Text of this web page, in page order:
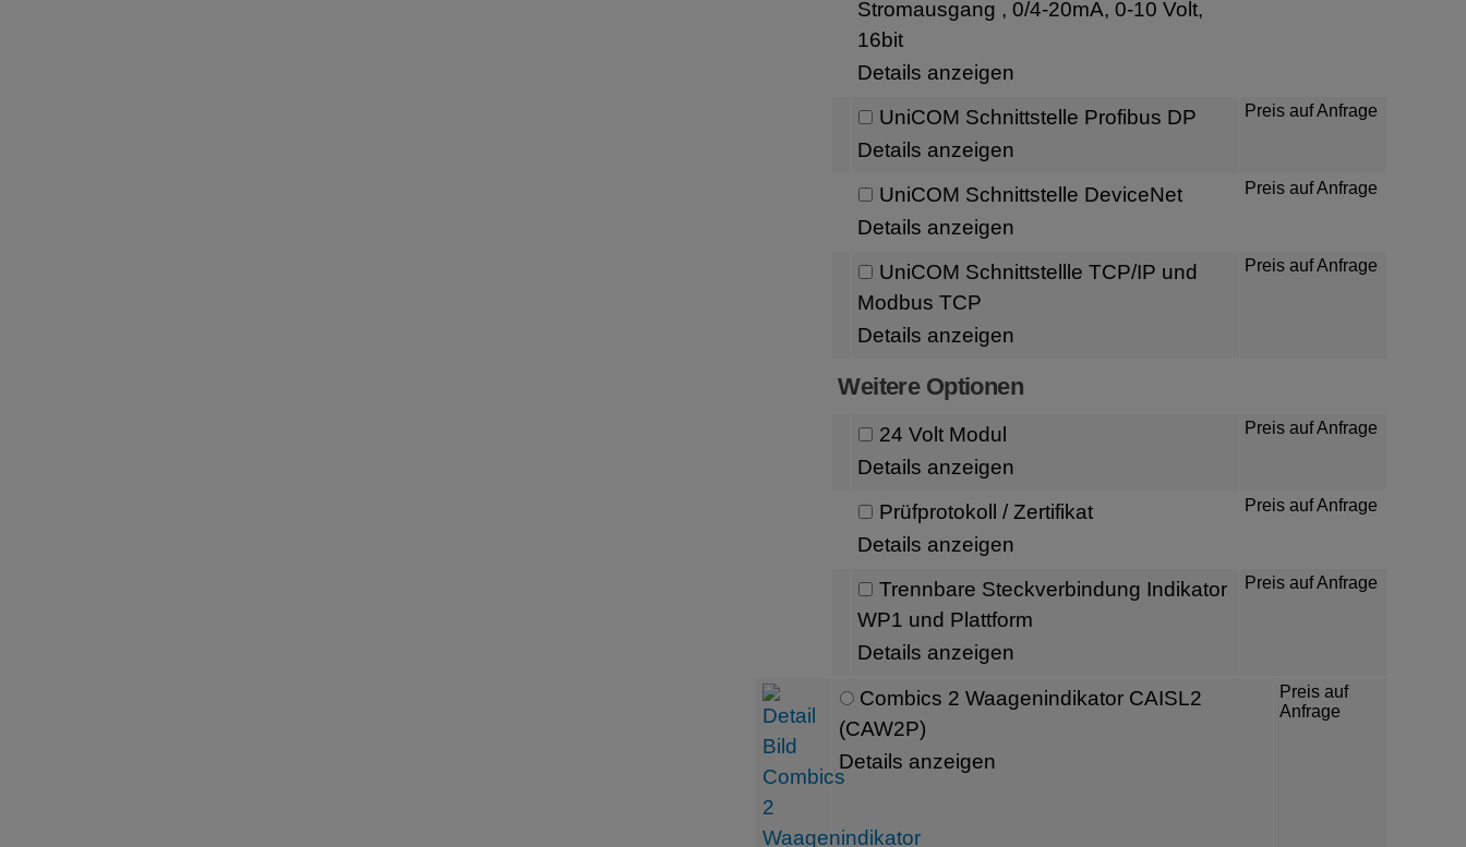
Stromausgang , 0/4-20mA, 0-10 Volt,
16bit
Details anzeigen
UniCOM Schnittstelle Profibus DP
Details anzeigen
Preis auf Anfrage
UniCOM Schnittstelle DeviceNet
Details anzeigen
Preis auf Anfrage
UniCOM Schnittstellle TCP/IP und
Modbus TCP
Details anzeigen
Preis auf Anfrage
Weitere Optionen
24 Volt Modul
Details anzeigen
Preis auf Anfrage
Prüfprotokoll / Zertifikat
Details anzeigen
Preis auf Anfrage
Trennbare Steckverbindung Indikator
WP1 und Plattform
Details anzeigen
Preis auf Anfrage
Combics 2 Waagenindikator CAISL2
(CAW2P)
Details anzeigen
Preis auf
Anfrage